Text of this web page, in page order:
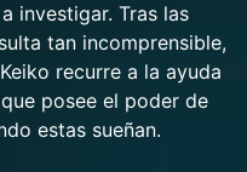
investigar. Tras las
tan incomprensible,
recurre a la ayuda
posee el poder de
estas sueñan.